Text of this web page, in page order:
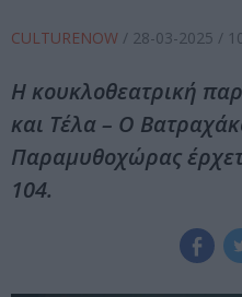
CULTURENOW / 28-03-2025 /
Η κουκλοθεατρική
και Τέλα – Ο
Παραμυθοχώρας
104.